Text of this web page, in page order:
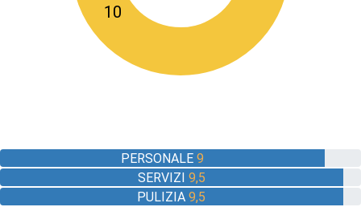
10
PERSONALE9
SERVIZI 9,5
PULIZIA9,5